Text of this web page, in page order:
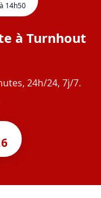
14h50
à Turnhout
24h/24, 7j/7.